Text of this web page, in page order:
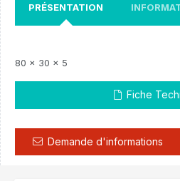
PRÉSENTATION
80 x 30 x 5
Fiche
Demande d'informations